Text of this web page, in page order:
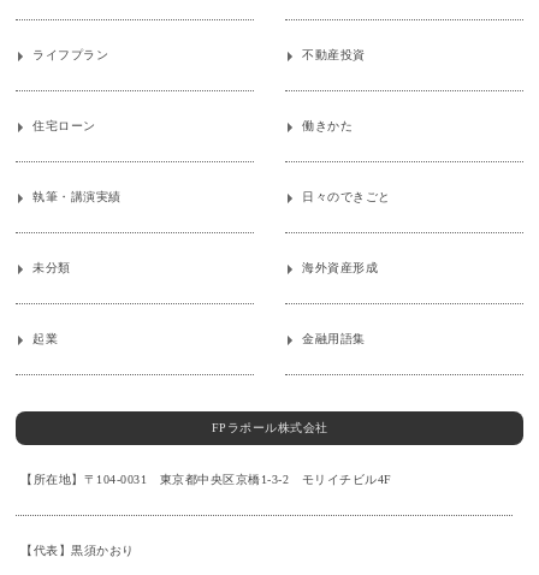
ライフプラン 不動産投資
住宅ローン 働きかた
執筆・講演実績 日々のできごと
未分類 海外資産形成
起業 金融用語集
FPラポール株式会社
【所在地】〒104-0031 東京都中央区京橋1-3-2 モリイチビル4F
【代表】黒須かおり